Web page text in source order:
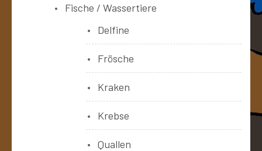
Fische / Wassertiere
Delfine
Frösche
Kraken
Krebse
Quallen